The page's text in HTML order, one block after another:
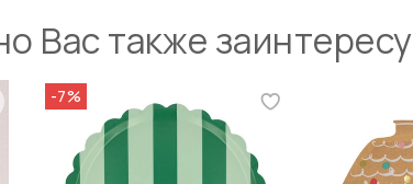
Вас также
-7%